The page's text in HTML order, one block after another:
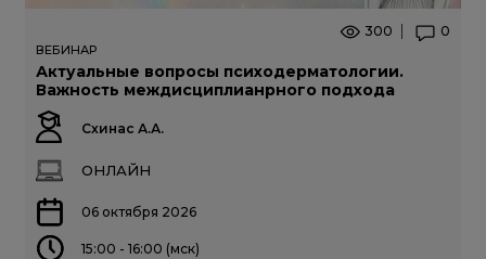
300 0
ВЕБИНАР
Актуальные вопросы психодерматологии.
Важность междисциплианрного подхода
Схинас А.А.
ОНЛАЙН
06 октября 2026
15:00 - 16:00 (мск)